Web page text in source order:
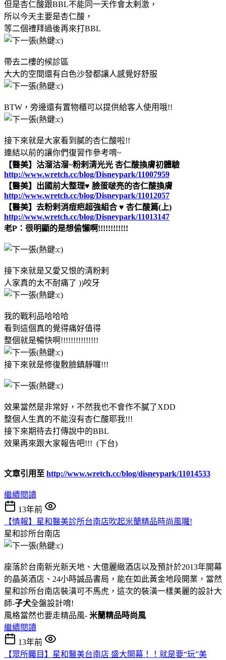
但是杏仁酸跟BBL不能同一天作會太剌激，
所以今天主要是杏仁酸，
等二個禮拜過後再來打BBL
帶去二樓的候診區
大大的空間還有白色沙發都讓人感覺好舒服
BTW，旁邊還有置物櫃可以提供給客人使用哦!!
接下來就是大家看到膩的杏仁酸啦!!
連結以前的讓你們復習作參考唷~
【醫美】沽溜沽溜~粉剌清光光 杏仁酸換膚初體驗
http://www.wretch.cc/blog/Disneypark/11007959
【醫美】出國前大整理♥ 臉蛋啵亮的杏仁酸換膚
http://www.wretch.cc/blog/Disneypark/11012057
【醫美】去粉剌消痘疤超強組合 ♥ 杏仁酸篇(上)
http://www.wretch.cc/blog/Disneypark/11013147
老P：很明顯的是想偷懶啊!!!!!!!!!!!!
接下來就是又愛又恨的清粉剌
人家真的太不耐痛了 ))咬牙
我的戰利品哈哈哈
看到這個真的覺得痛好值得
整個就是暢快啊!!!!!!!!!!!!!!!
接下來就是修復敷臉鎮靜囉!!!
效果當然是非常好，不然我也不會作不膩了XDD
整個人生真的不能沒有杏仁酸耶我!!!
接下來期待去打傳說中的BBL
效果再來跟大家報告吧!!! (下台)
文章引用至 http://www.wretch.cc/blog/disneypark/11014533
繼續閱讀
13年前
【情報】星和醫美診所台南店吹起米蘭精品時尚風囉!
星和診所台南店
座落於台南新光新天地、大億麗緻酒店以及預計於2013年開幕
的晶英酒店、24小時誠品書局，能在如此黃金地段開業，當然
星和診所台南店裝潢可不馬虎，這次的裝潢一樣美麗的設計大
師-子犬全盤設計唷!
風格當然也要走精品風- 米蘭精品時尚風
繼續閱讀
13年前
【眾所矚目】星和醫美台南店 盛大開幕！！就是要“玩”美